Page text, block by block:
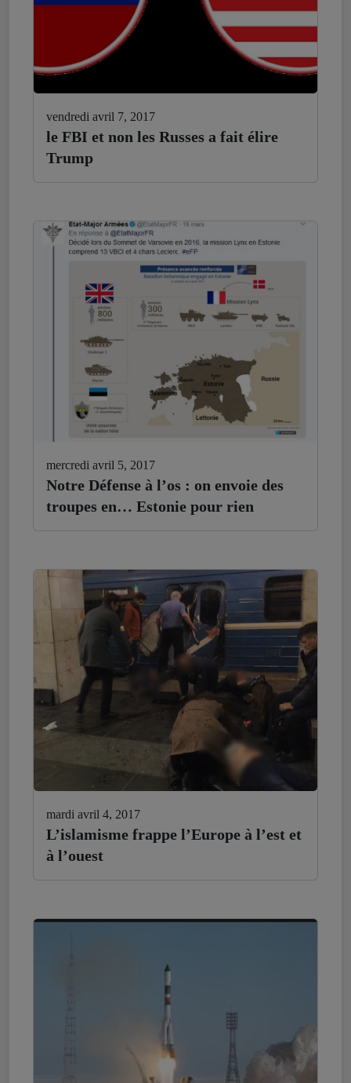
vendredi avril 7, 2017
le FBI et non les Russes a fait élire
Trump
mercredi avril 5, 2017
Notre Défense à l’os : on envoie des
troupes en… Estonie pour rien
mardi avril 4, 2017
L’islamisme frappe l’Europe à l’est et
à l’ouest